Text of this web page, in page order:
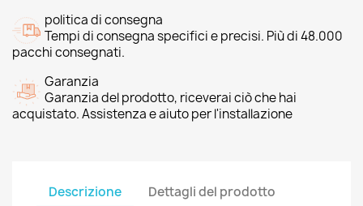
politica di consegna
Tempi di consegna specifici e precisi. Più di 48.000
pacchi consegnati.
Garanzia
Garanzia del prodotto, riceverai ciò che hai
acquistato. Assistenza e aiuto per l'installazione
Descrizione Dettagli del prodotto